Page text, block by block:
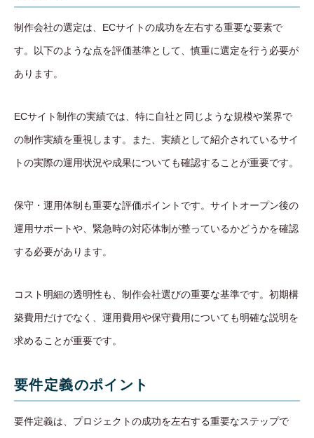
制作会社の選定は、ECサイトの成功を左右する重要な要素で
す。以下のような点を評価基準として、慎重に選定を行う必要が
あります。
ECサイト制作の実績では、特に自社と同じような規模や業界で
の制作実績を重視します。また、実績として紹介されているサイ
トの実際の運用状況や成果についても確認することが重要です。
保守・運用体制も重要な評価ポイントです。サイトオープン後の
運用サポートや、緊急時の対応体制が整っているかどうかを確認
する必要があります。
コスト明細の透明性も、制作会社選びの重要な基準です。初期構
築費用だけでなく、運用費用や保守費用についても明確な説明を
求めることが重要です。
要件定義のポイント
要件定義は、プロジェクトの成功を左右する重要なステップで